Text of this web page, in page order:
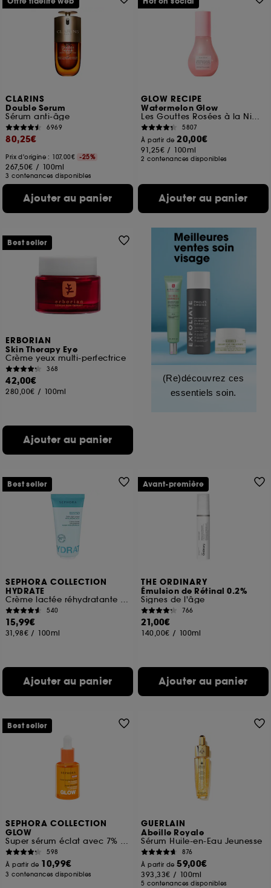
CLARINS
Double Serum
Sérum anti-âge
6969
80,25€
Prix d'origine : 107,00€ -25%
267,50€ / 100ml
3 contenances disponibles
Ajouter au panier
GLOW RECIPE
Watermelon Glow
Les Gouttes Rosées à la Niacinamide Jumbo
5807
À partir de20,00€
91,25€ / 100ml
2 contenances disponibles
Ajouter au panier
ERBORIAN
Skin Therapy Eye
Crème yeux multi-perfectrice
368
42,00€
280,00€ / 100ml
Ajouter au panier
Best seller
(Re)découvrez ces
essentiels soin.
SEPHORA COLLECTION
HYDRATE
Crème lactée réhydratante à l'Acide hyaluronique
540
15,99€
31,98€ / 100ml
Ajouter au panier
Best seller
THE ORDINARY
Émulsion de Rétinal 0.2%
Signes de l'âge
766
21,00€
140,00€ / 100ml
Ajouter au panier
Avant-première
SEPHORA COLLECTION
GLOW
Super sérum éclat avec 7% de vitamine C et de la vitamine E
598
À partir de 10,99€
3 contenances disponibles
Best seller
GUERLAIN
Abeille Royale
Sérum Huile-en-Eau Jeunesse
876
À partir de59,00€
393,33€ / 100ml
5 contenances disponibles